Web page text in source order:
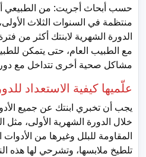
حسب أبحاث أجريت: من الطبيعي
منتظمة في السنوات الثلاث
الدورة الشهرية لابنتك أكثر من
مع الطبيب العام، حتى يتمكن
مشاكل صحية أخرى تتداخل مع
علّميها كيفية الاستعداد
يجب أن تخبري ابنتك عن جميع
خلال الدورة الشهرية الأولى،
المقاومة للبلل وغيرها من
تلطيخ ملابسها، وتشرحي لها هذه